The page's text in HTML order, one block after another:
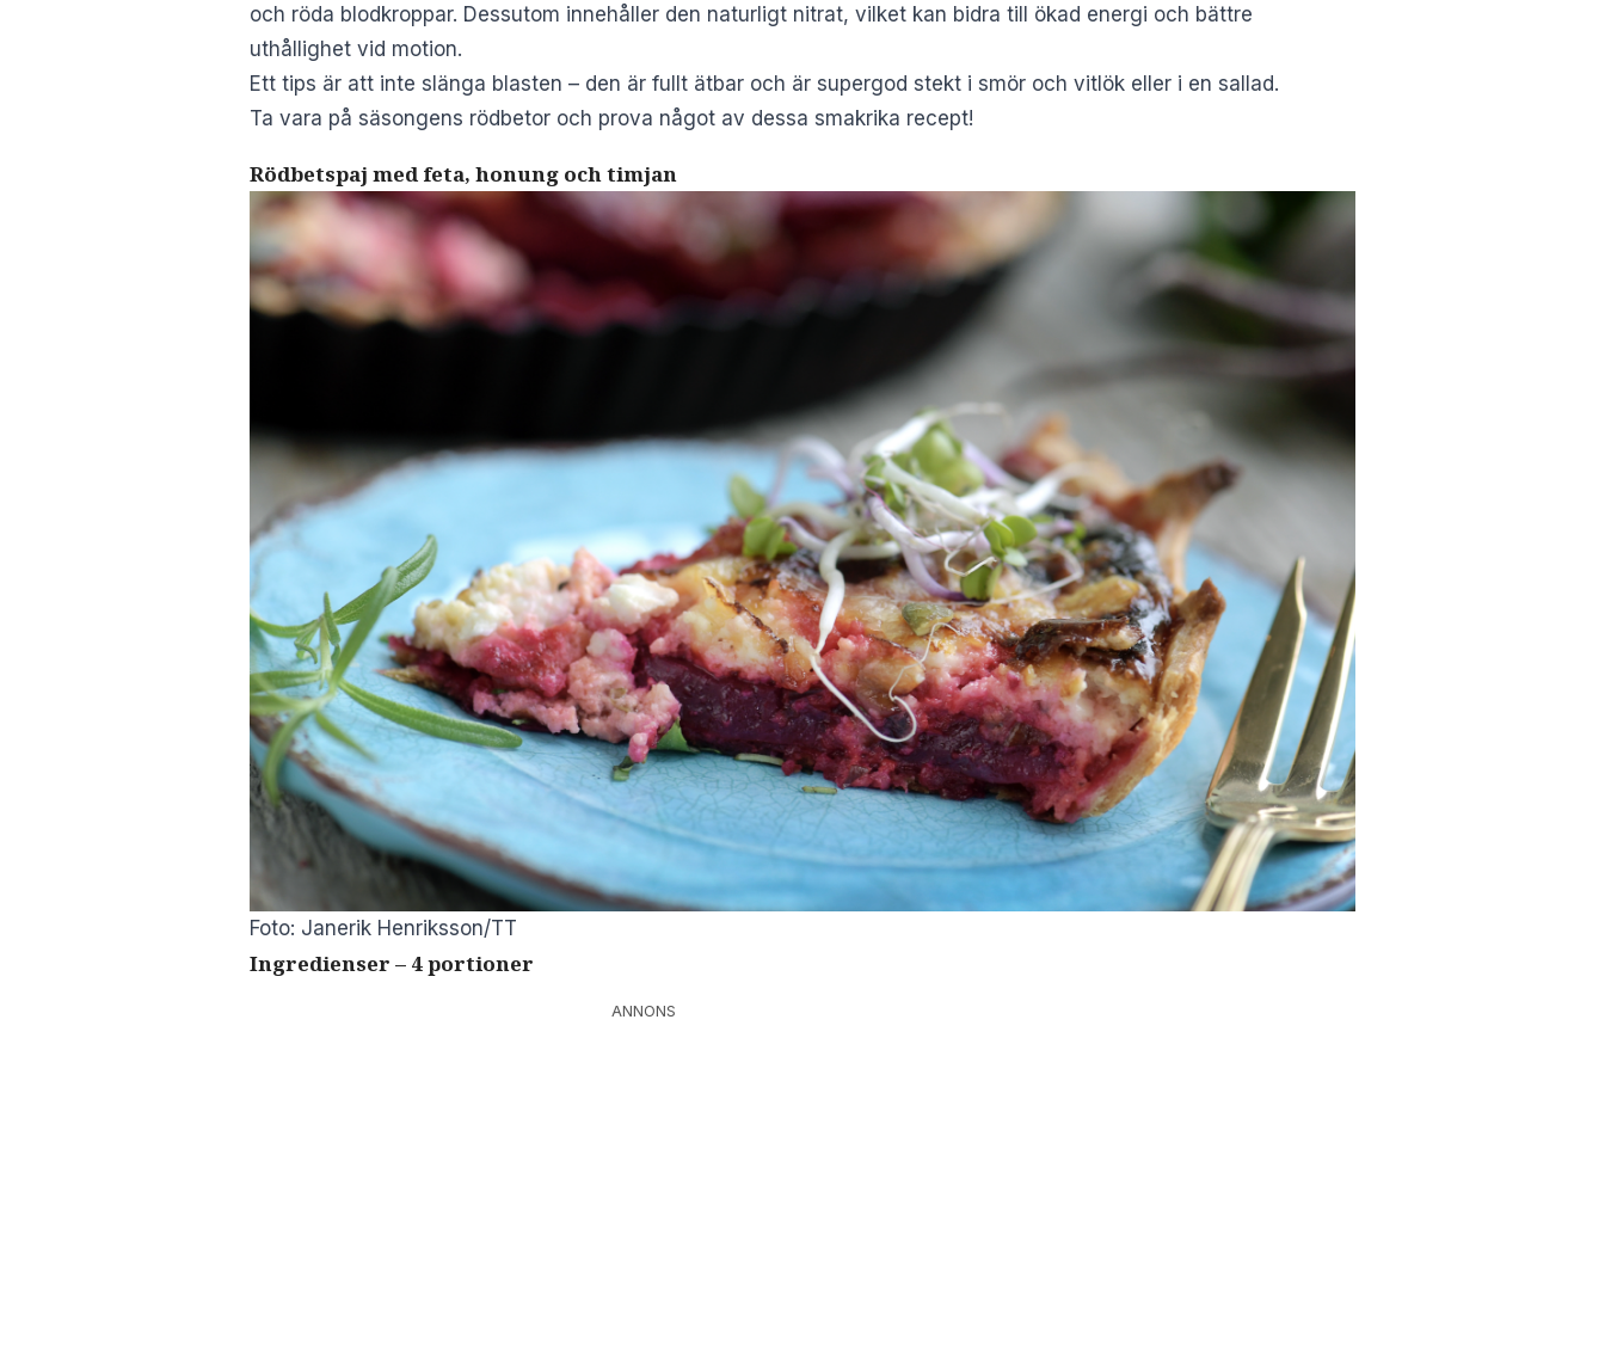
och röda blodkroppar. Dessutom innehåller den naturligt nitrat, vilket kan bidra till ökad energi och bättre
uthållighet vid motion.
Ett tips är att inte slänga blasten – den är fullt ätbar och är supergod stekt i smör och vitlök eller i en sallad.
Ta vara på säsongens rödbetor och prova något av dessa smakrika recept!
Rödbetspaj med feta, honung och timjan
Foto: Janerik Henriksson/TT
Ingredienser – 4 portioner
ANNONS